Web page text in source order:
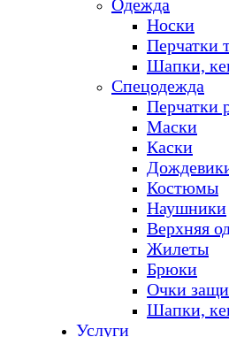
Одежда
Носки
Перчатки
Шапки,
Спецодежда
Перчатки
Маски
Каски
Костюмы
Наушники
Верхняя
Жилеты
Брюки
Очки
Шапки,
Услуги